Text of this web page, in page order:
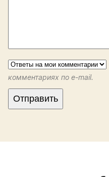
комментариях по e-mail.